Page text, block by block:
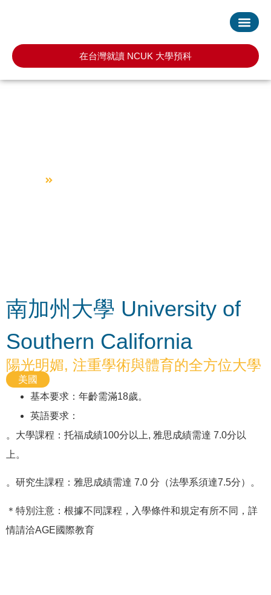
在台灣就讀 NCUK 大學預科
南加州大學 University of
Southern California
陽光明媚, 注重學術與體育的全方位大學
美國
基本要求：年齡需滿18歲。
英語要求：
。大學課程：托福成績100分以上, 雅思成績需達 7.0分以
上。
。研究生課程：雅思成績需達 7.0 分（法學系須達7.5分）。
＊特別注意：根據不同課程，入學條件和規定有所不同，詳
情請洽AGE國際教育